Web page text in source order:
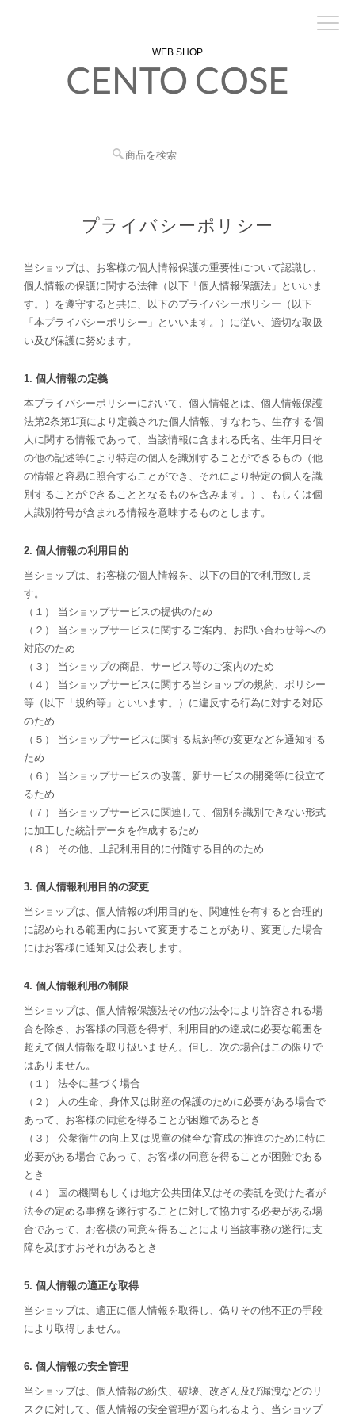
WEB SHOP
プライバシーポリシー
当ショップは、お客様の個人情報保護の重要性について認識し、
個人情報の保護に関する法律（以下「個人情報保護法」といいま
す。）を遵守すると共に、以下のプライバシーポリシー（以下
「本プライバシーポリシー」といいます。）に従い、適切な取扱
い及び保護に努めます。
1. 個人情報の定義
本プライバシーポリシーにおいて、個人情報とは、個人情報保護
法第2条第1項により定義された個人情報、すなわち、生存する個
人に関する情報であって、当該情報に含まれる氏名、生年月日そ
の他の記述等により特定の個人を識別することができるもの（他
の情報と容易に照合することができ、それにより特定の個人を識
別することができることとなるものを含みます。）、もしくは個
人識別符号が含まれる情報を意味するものとします。
2. 個人情報の利用目的
当ショップは、お客様の個人情報を、以下の目的で利用致しま
す。
（１） 当ショップサービスの提供のため
（２） 当ショップサービスに関するご案内、お問い合わせ等への
対応のため
（３） 当ショップの商品、サービス等のご案内のため
（４） 当ショップサービスに関する当ショップの規約、ポリシー
等（以下「規約等」といいます。）に違反する行為に対する対応
のため
（５） 当ショップサービスに関する規約等の変更などを通知する
ため
（６） 当ショップサービスの改善、新サービスの開発等に役立て
るため
（７） 当ショップサービスに関連して、個別を識別できない形式
に加工した統計データを作成するため
（８） その他、上記利用目的に付随する目的のため
3. 個人情報利用目的の変更
当ショップは、個人情報の利用目的を、関連性を有すると合理的
に認められる範囲内において変更することがあり、変更した場合
にはお客様に通知又は公表します。
4. 個人情報利用の制限
当ショップは、個人情報保護法その他の法令により許容される場
合を除き、お客様の同意を得ず、利用目的の達成に必要な範囲を
超えて個人情報を取り扱いません。但し、次の場合はこの限りで
はありません。
（１） 法令に基づく場合
（２） 人の生命、身体又は財産の保護のために必要がある場合で
あって、お客様の同意を得ることが困難であるとき
（３） 公衆衛生の向上又は児童の健全な育成の推進のために特に
必要がある場合であって、お客様の同意を得ることが困難である
とき
（４） 国の機関もしくは地方公共団体又はその委託を受けた者が
法令の定める事務を遂行することに対して協力する必要がある場
合であって、お客様の同意を得ることにより当該事務の遂行に支
障を及ぼすおそれがあるとき
5. 個人情報の適正な取得
当ショップは、適正に個人情報を取得し、偽りその他不正の手段
により取得しません。
6. 個人情報の安全管理
当ショップは、個人情報の紛失、破壊、改ざん及び漏洩などのリ
スクに対して、個人情報の安全管理が図られるよう、当ショップ